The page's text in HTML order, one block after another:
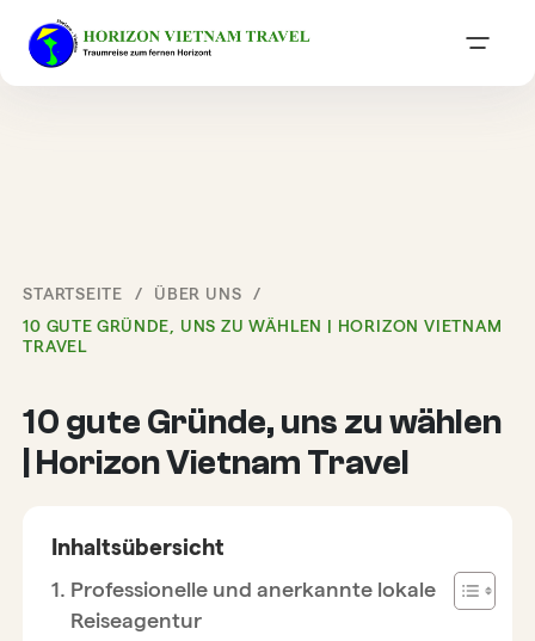
STARTSEITE
ÜBER UNS
10 GUTE GRÜNDE, UNS ZU WÄHLEN | HORIZON VIETNAM
TRAVEL
10 gute Gründe, uns zu wählen
| Horizon Vietnam Travel
Inhaltsübersicht
Professionelle und anerkannte lokale
Reiseagentur